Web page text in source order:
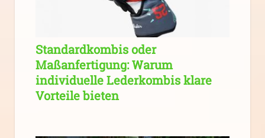
Standardkombis oder
Maßanfertigung: Warum
individuelle Lederkombis klare
Vorteile bieten